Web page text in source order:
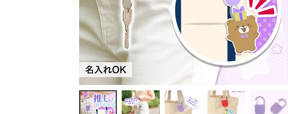
生活雑貨・便利グッズ バッグ&ポーチ
衛生用品特集 キャラクター雑貨
カタログギフト すべてのカテゴリ